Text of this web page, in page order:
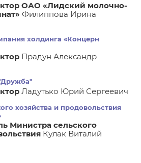
ОАО «Лидский молочно-
Филиппова Ирина
холдинга «Концерн
Прадун Александр
Ладутько Юрий Сергеевич
хозяйства и продовольствия
Министра сельского
Кулак Виталий